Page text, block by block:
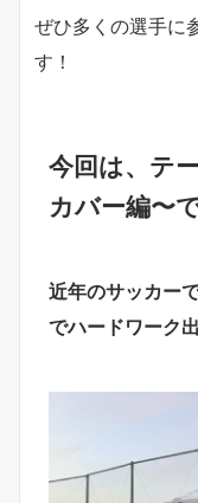
ぜひ多くの選手に
す！
今回は、テ
カバー編〜
近年のサッカー
でハードワーク